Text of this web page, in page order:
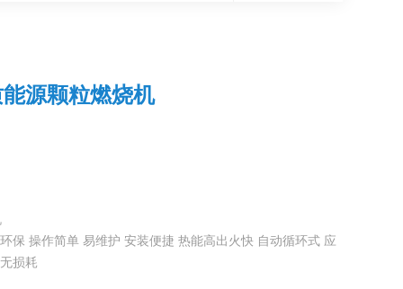
源颗粒燃烧机
保 操作简单 易维护 安装便捷 热能高出火快 自动循环式 应
损耗